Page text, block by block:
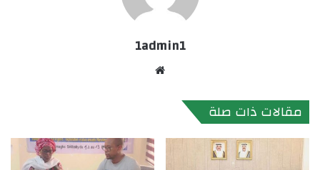
1admin1
مقالات ذات صلة